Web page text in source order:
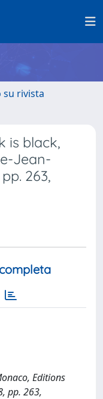
su rivista
is black,
Jean-
263,
Editions
pp. 263,